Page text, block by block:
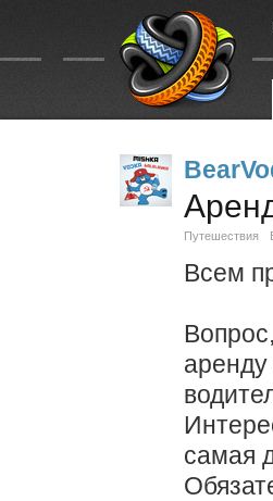
Путешествия
Всем
самая